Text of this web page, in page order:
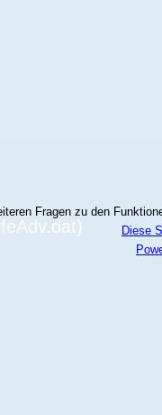
Fragen zu den
Diese